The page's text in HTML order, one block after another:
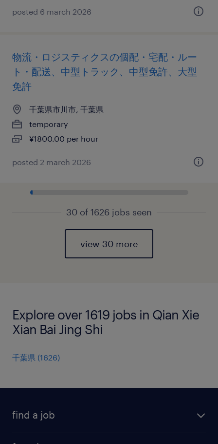
posted 6 march 2026
物流・ロジスティクスの個配・宅配・ルー
ト・配送、中型トラック、中型免許、大型
免許
千葉県市川市, 千葉県
temporary
¥1800.00 per hour
posted 2 march 2026
30 of 1626 jobs seen
view 30 more
Explore over 1619 jobs in Qian Xie
Xian Bai Jing Shi
千葉県 (1626)
find a job